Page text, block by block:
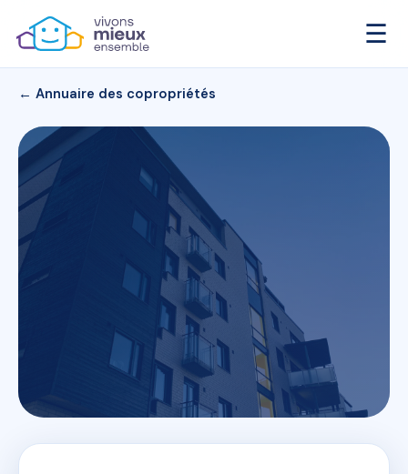
☰
← Annuaire des copropriétés